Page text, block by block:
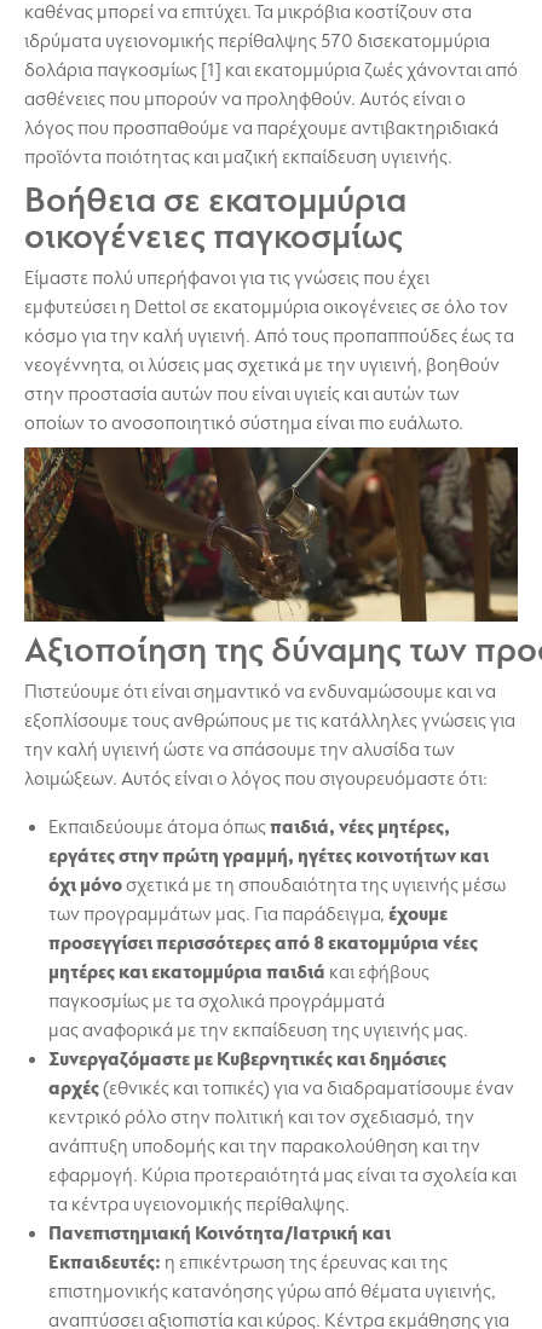
καθένας μπορεί να επιτύχει. Τα μικρόβια κοστίζουν στα
ιδρύματα υγειονομικής περίθαλψης 570 δισεκατομμύρια
δολάρια παγκοσμίως [1] και εκατομμύρια ζωές χάνονται από
ασθένειες που μπορούν να προληφθούν. Αυτός είναι ο
λόγος που προσπαθούμε να παρέχουμε αντιβακτηριδιακά
προϊόντα ποιότητας και μαζική εκπαίδευση υγιεινής.
Βοήθεια σε εκατομμύρια
οικογένειες παγκοσμίως
Είμαστε πολύ υπερήφανοι για τις γνώσεις που έχει
εμφυτεύσει η Dettol σε εκατομμύρια οικογένειες σε όλο τον
κόσμο για την καλή υγιεινή. Από τους προπαππούδες έως τα
νεογέννητα, οι λύσεις μας σχετικά με την υγιεινή, βοηθούν
στην προστασία αυτών που είναι υγιείς και αυτών των
οποίων το ανοσοποιητικό σύστημα είναι πιο ευάλωτο.
Αξιοποίηση της δύναμης των
Πιστεύουμε ότι είναι σημαντικό να ενδυναμώσουμε και να
εξοπλίσουμε τους ανθρώπους με τις κατάλληλες γνώσεις για
την καλή υγιεινή ώστε να σπάσουμε την αλυσίδα των
λοιμώξεων. Αυτός είναι ο λόγος που σιγουρευόμαστε ότι:
Εκπαιδεύουμε άτομα όπωςπαιδιά, νέες μητέρες,
εργάτες στην πρώτη γραμμή, ηγέτες κοινοτήτων και
όχι μόνοσχετικά με τη σπουδαιότητα της υγιεινής μέσω
των προγραμμάτων μας. Για παράδειγμα, έχουμε
προσεγγίσει περισσότερες από 8 εκατομμύρια νέες
μητέρες και εκατομμύρια παιδιά και εφήβους
παγκοσμίως με τα σχολικά προγράμματά
μας αναφορικά με την εκπαίδευση της υγιεινής μας.
Συνεργαζόμαστε με Κυβερνητικές και δημόσιες
αρχές(εθνικές και τοπικές) για να διαδραματίσουμε έναν
κεντρικό ρόλο στην πολιτική και τον σχεδιασμό, την
ανάπτυξη υποδομής και την παρακολούθηση και την
εφαρμογή. Κύρια προτεραιότητά μας είναι τα σχολεία και
τα κέντρα υγειονομικής περίθαλψης.
Πανεπιστημιακή Κοινότητα/Ιατρική και
Εκπαιδευτές: η επικέντρωση της έρευνας και της
επιστημονικής κατανόησης γύρω από θέματα υγιεινής,
αναπτύσσει αξιοπιστία και κύρος. Κέντρα εκμάθησης για